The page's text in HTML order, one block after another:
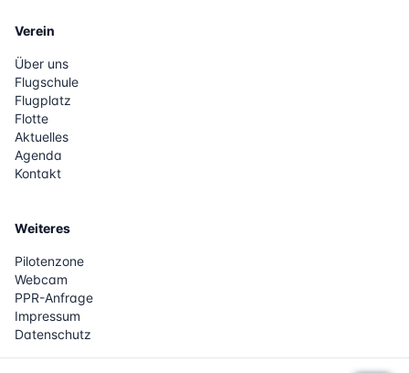
Verein
Über uns
Flugschule
Flugplatz
Flotte
Aktuelles
Agenda
Kontakt
Weiteres
Pilotenzone
Webcam
PPR-Anfrage
Impressum
Datenschutz